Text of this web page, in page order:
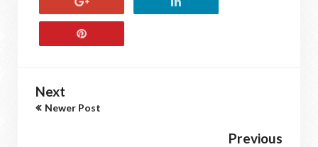
Next
Newer Post
Previous